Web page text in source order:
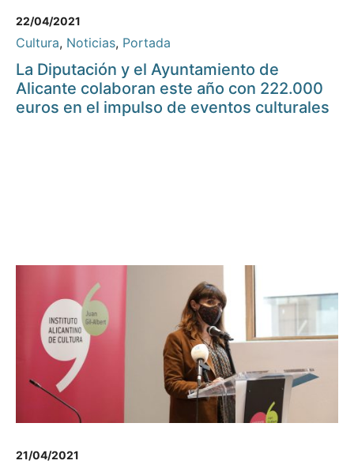
22/04/2021
Cultura, Noticias, Portada
La Diputación y el Ayuntamiento de
Alicante colaboran este año con 222.000
euros en el impulso de eventos culturales
21/04/2021